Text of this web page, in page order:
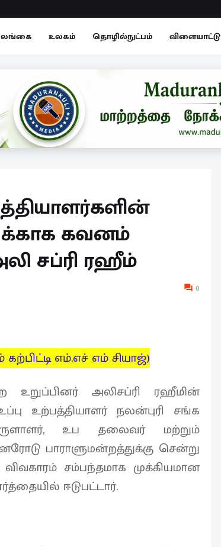
உலகம் தொழில்நுட்பம் விளையாட்டு
கவனம்
சப்ரி ரஹீம்
0
எம்.எச் எம் சியாஜ்)
உறுப்பினர் அலிசப்ரி ரஹீமின்
உற்பத்தியாளர் நலன்புரி சங்க
உப தலைவர் மற்றும்
பாராளுமன்றத்துக்கு சென்று
சம்பந்தமாக முக்கியமான
ஈடுபட்டார்.